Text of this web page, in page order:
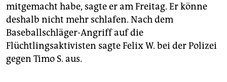
mitgemacht habe, sagte er am Freitag. Er könne
deshalb nicht mehr schlafen. Nach dem
Baseballschläger-Angriff auf die
Flüchtlingsaktivisten sagte Felix W. bei der Polizei
gegen Timo S. aus.